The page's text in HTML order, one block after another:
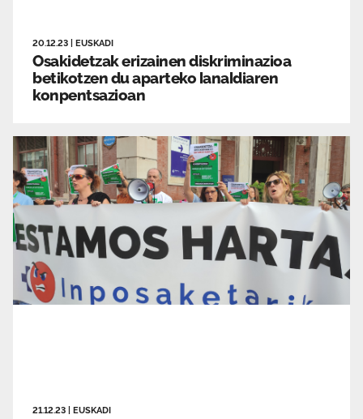
20.12.23 EUSKADI
Osakidetzak erizainen diskriminazioa
betikotzen du aparteko lanaldiaren
konpentsazioan
21.12.23 EUSKADI